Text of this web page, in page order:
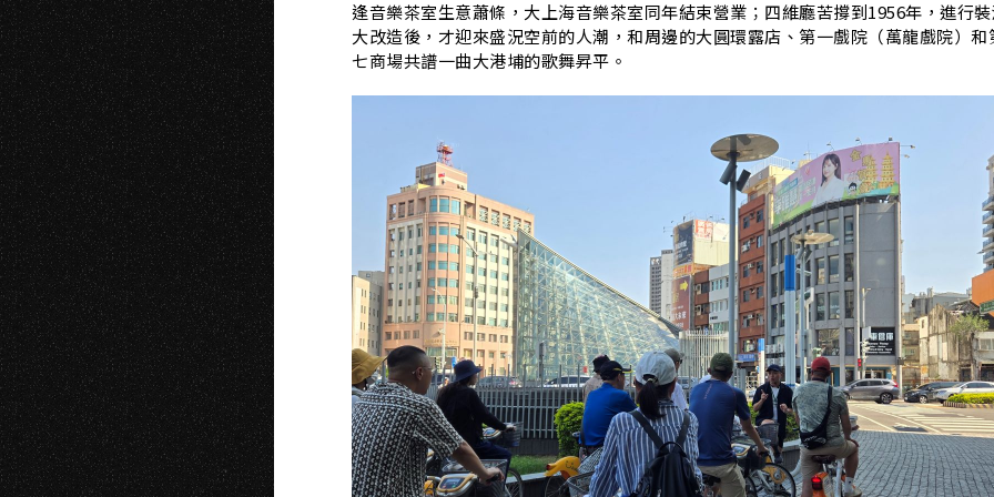
逢音樂茶室生意蕭條，大上海音樂茶室同年結束營業；四維廳苦撐到1956年，進行
大改造後，才迎來盛況空前的人潮，和周邊的大圓環露店、第一戲院（萬龍戲院）和
七商場共譜一曲大港埔的歌舞昇平。